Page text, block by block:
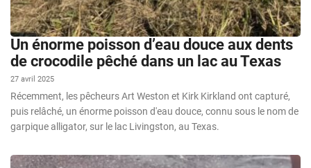
Un énorme poisson d’eau douce aux dents
de crocodile pêché dans un lac au Texas
27 avril 2025
Récemment, les pêcheurs Art Weston et Kirk Kirkland ont capturé,
puis relâché, un énorme poisson d'eau douce, connu sous le nom de
garpique alligator, sur le lac Livingston, au Texas.